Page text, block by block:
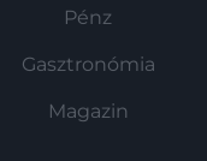
Pénz
Gasztronómia
Magazin